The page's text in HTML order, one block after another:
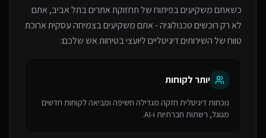
כשאתם משקיעים בפיתוח שלתחזוקת אתריםבתל אביב, אתם
לא רק רוכשים טכנולוגיה - אתם משקיעים בצמיחה עסקית ארוכת
טווח של השירותים דיגיטליים ליועצי בטיחות אש שלכם:
יותר לקוחות
נוכחות דיגיטלית חזקה מגדילה חשיפה ומביאה לקוחות חדשים
מגוגל, רשתות חברתיות ו-AI.